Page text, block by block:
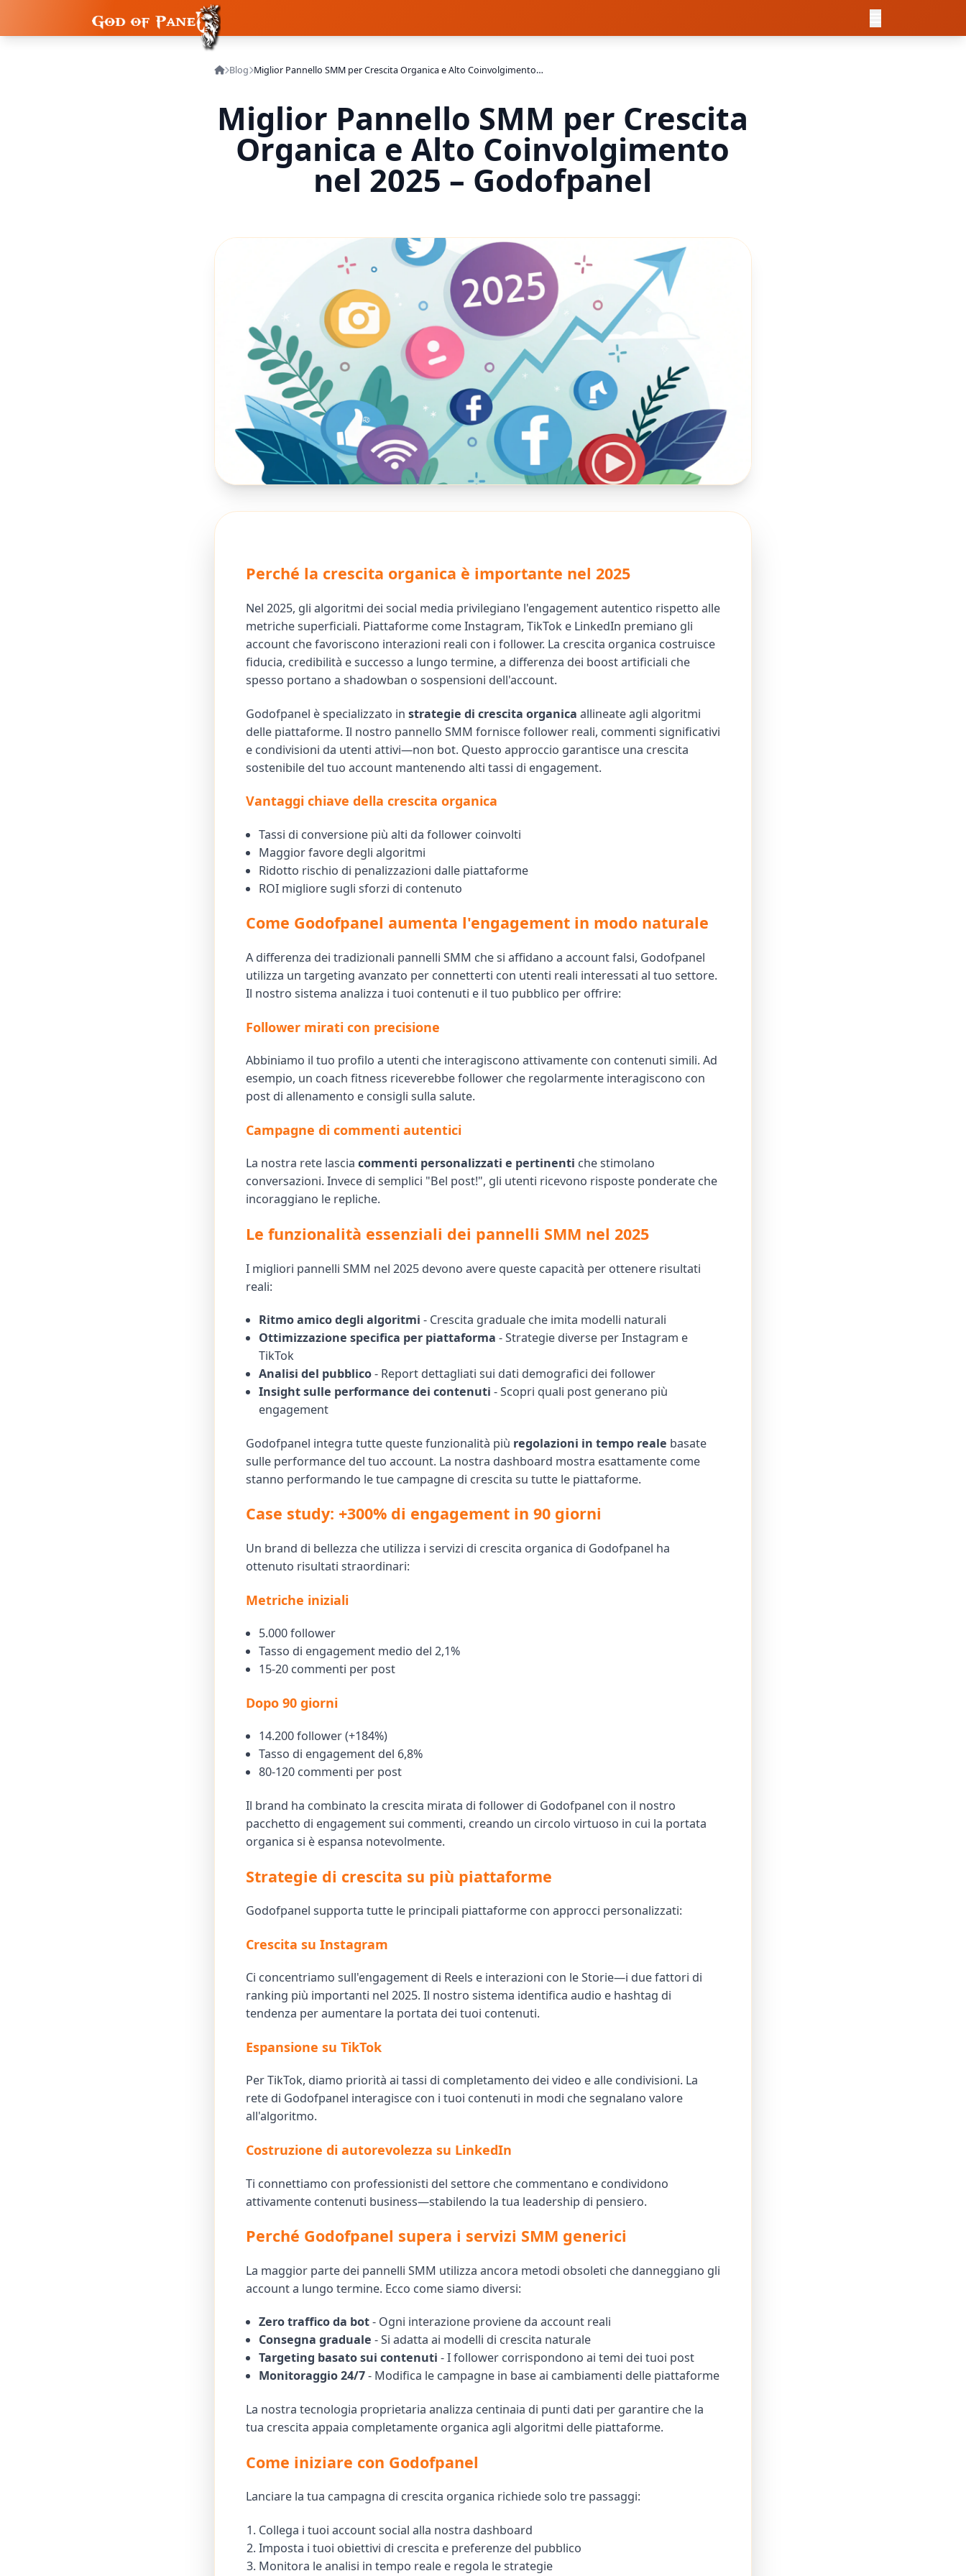
Blog Miglior Pannello SMM per Crescita Organica e Alto Coinvolgimento nel 2025 – Godofpanel
Miglior Pannello SMM per Crescita
Organica e Alto Coinvolgimento
nel 2025 – Godofpanel
Perché la crescita organica è importante nel 2025
Nel 2025, gli algoritmi dei social media privilegiano l'engagement autentico rispetto alle
metriche superficiali. Piattaforme come Instagram, TikTok e LinkedIn premiano gli
account che favoriscono interazioni reali con i follower. La crescita organica costruisce
fiducia, credibilità e successo a lungo termine, a differenza dei boost artificiali che
spesso portano a shadowban o sospensioni dell'account.
Godofpanel è specializzato in strategie di crescita organica allineate agli algoritmi
delle piattaforme. Il nostro pannello SMM fornisce follower reali, commenti significativi
e condivisioni da utenti attivi—non bot. Questo approccio garantisce una crescita
sostenibile del tuo account mantenendo alti tassi di engagement.
Vantaggi chiave della crescita organica
Tassi di conversione più alti da follower coinvolti
Maggior favore degli algoritmi
Ridotto rischio di penalizzazioni dalle piattaforme
ROI migliore sugli sforzi di contenuto
Come Godofpanel aumenta l'engagement in modo naturale
A differenza dei tradizionali pannelli SMM che si affidano a account falsi, Godofpanel
utilizza un targeting avanzato per connetterti con utenti reali interessati al tuo settore.
Il nostro sistema analizza i tuoi contenuti e il tuo pubblico per offrire:
Follower mirati con precisione
Abbiniamo il tuo profilo a utenti che interagiscono attivamente con contenuti simili. Ad
esempio, un coach fitness riceverebbe follower che regolarmente interagiscono con
post di allenamento e consigli sulla salute.
Campagne di commenti autentici
La nostra rete lascia commenti personalizzati e pertinenti che stimolano
conversazioni. Invece di semplici "Bel post!", gli utenti ricevono risposte ponderate che
incoraggiano le repliche.
Le funzionalità essenziali dei pannelli SMM nel 2025
I migliori pannelli SMM nel 2025 devono avere queste capacità per ottenere risultati
reali:
Ritmo amico degli algoritmi - Crescita graduale che imita modelli naturali
Ottimizzazione specifica per piattaforma - Strategie diverse per Instagram e
TikTok
Analisi del pubblico- Report dettagliati sui dati demografici dei follower
Insight sulle performance dei contenuti - Scopri quali post generano più
engagement
Godofpanel integra tutte queste funzionalità più regolazioni in tempo reale basate
sulle performance del tuo account. La nostra dashboard mostra esattamente come
stanno performando le tue campagne di crescita su tutte le piattaforme.
Case study: +300% di engagement in 90 giorni
Un brand di bellezza che utilizza i servizi di crescita organica di Godofpanel ha
ottenuto risultati straordinari:
Metriche iniziali
5.000 follower
Tasso di engagement medio del 2,1%
15-20 commenti per post
Dopo 90 giorni
14.200 follower (+184%)
Tasso di engagement del 6,8%
80-120 commenti per post
Il brand ha combinato la crescita mirata di follower di Godofpanel con il nostro
pacchetto di engagement sui commenti, creando un circolo virtuoso in cui la portata
organica si è espansa notevolmente.
Strategie di crescita su più piattaforme
Godofpanel supporta tutte le principali piattaforme con approcci personalizzati:
Crescita su Instagram
Ci concentriamo sull'engagement di Reels e interazioni con le Storie—i due fattori di
ranking più importanti nel 2025. Il nostro sistema identifica audio e hashtag di
tendenza per aumentare la portata dei tuoi contenuti.
Espansione su TikTok
Per TikTok, diamo priorità ai tassi di completamento dei video e alle condivisioni. La
rete di Godofpanel interagisce con i tuoi contenuti in modi che segnalano valore
all'algoritmo.
Costruzione di autorevolezza su LinkedIn
Ti connettiamo con professionisti del settore che commentano e condividono
attivamente contenuti business—stabilendo la tua leadership di pensiero.
Perché Godofpanel supera i servizi SMM generici
La maggior parte dei pannelli SMM utilizza ancora metodi obsoleti che danneggiano gli
account a lungo termine. Ecco come siamo diversi:
Zero traffico da bot- Ogni interazione proviene da account reali
Consegna graduale - Si adatta ai modelli di crescita naturale
Targeting basato sui contenuti - I follower corrispondono ai temi dei tuoi post
Monitoraggio 24/7- Modifica le campagne in base ai cambiamenti delle piattaforme
La nostra tecnologia proprietaria analizza centinaia di punti dati per garantire che la
tua crescita appaia completamente organica agli algoritmi delle piattaforme.
Come iniziare con Godofpanel
Lanciare la tua campagna di crescita organica richiede solo tre passaggi:
Collega i tuoi account social alla nostra dashboard
Imposta i tuoi obiettivi di crescita e preferenze del pubblico
Monitora le analisi in tempo reale e regola le strategie